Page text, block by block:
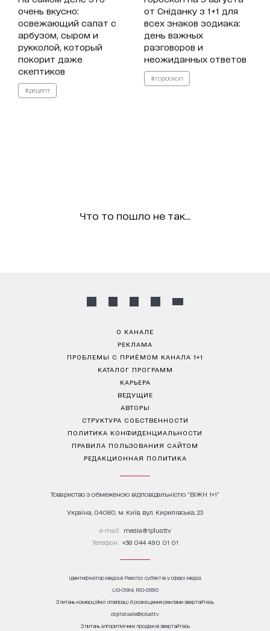
очень вкусно:
освежающий салат с
арбузом, сыром и
рукколой, который
покорит даже
скептиков
#рецепт
от Сніданку з 1+1 для
всех знаков зодиака:
день важных
разговоров и
неожиданных ответов
#гороскоп
Что то пошло не так...
О КАНАЛЕ
РЕКЛАМА
ПРОБЛЕМЫ С ПРИЁМОМ КАНАЛА 1+1
КАТАЛОГ ПРОГРАММ
КАРЬЕРА
ВЕДУЩИЕ
АВТОРЫ
СТРУКТУРА СОБСТВЕННОСТИ
ПОЛИТИКА КОНФИДЕНЦИАЛЬНОСТИ
ПРАВИЛА ПОЛЬЗОВАНИЯ САЙТОМ
РЕДАКЦИОННАЯ ПОЛИТИКА
Товариство з обмеженою відповідальністю "ВІЖН 1+1"
Україна, 04080, м. Київ, вул. Кирилівська, 23
е-mail: media@1plus1.tv
Телефон: +38 044 490 01 01
Ідентифікатор медіа в Реєстрі суб’єктів у сфері медіа:
L10-01914, R10-01810
З питань комерційної співпраці й розміщення реклами звертайтесь
digital.sale@1plus1.tv
З питань алгоритмічних продажів звертайтесь